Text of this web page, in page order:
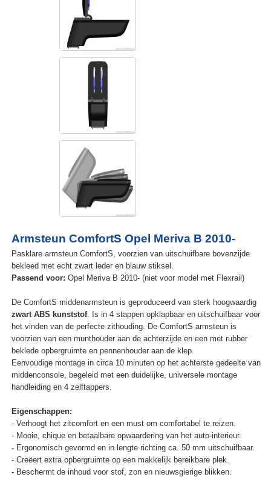
Armsteun ComfortS Opel Meriva B 2010-
Pasklare armsteun ComfortS, voorzien van uitschuifbare bovenzijde
bekleed met echt zwart leder en blauw stiksel.
Passend voor: Opel Meriva B 2010- (niet voor model met Flexrail)
De ComfortS middenarmsteun is geproduceerd van sterk hoogwaardig
zwart ABS kunststof. Is in 4 stappen opklapbaar en uitschuifbaar voor
het vinden van de perfecte zithouding. De ComfortS armsteun is
voorzien van een munthouder aan de achterzijde en een met rubber
beklede opbergruimte en pennenhouder aan de klep.
Eenvoudige montage in circa 10 minuten op het achterste gedeelte van
middenconsole, begeleid met een duidelijke, universele montage
handleiding en 4 zelftappers.
Eigenschappen:
- Verhoogt het zitcomfort en een must om comfortabel te reizen.
- Mooie, chique en betaalbare opwaardering van het auto-interieur.
- Ergonomisch gevormd en in lengte richting ca. 50 mm uitschuifbaar.
- Creëert extra opbergruimte op een makkelijk bereikbare plek.
- Beschermt de inhoud voor stof, zon en nieuwsgierige blikken.